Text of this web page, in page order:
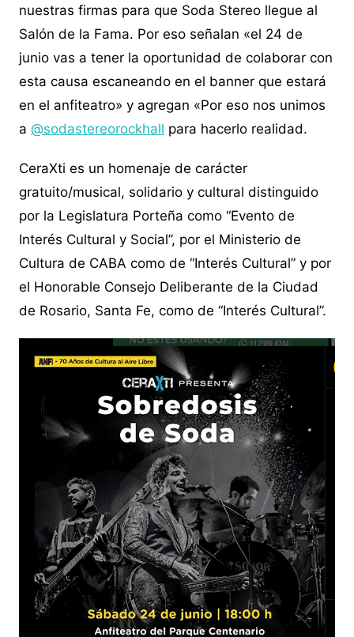
nuestras firmas para que Soda Stereo llegue al
Salón de la Fama. Por eso señalan «el 24 de
junio vas a tener la oportunidad de colaborar con
esta causa escaneando en el banner que estará
en el anfiteatro» y agregan «Por eso nos unimos
a @sodastereorockhall para hacerlo realidad.
CeraXti es un homenaje de carácter
gratuito/musical, solidario y cultural distinguido
por la Legislatura Porteña como “Evento de
Interés Cultural y Social”, por el Ministerio de
Cultura de CABA como de “Interés Cultural” y por
el Honorable Consejo Deliberante de la Ciudad
de Rosario, Santa Fe, como de “Interés Cultural”.